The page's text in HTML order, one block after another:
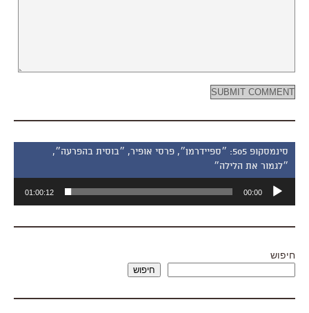
סינמסקופ 505: ״ספיידרמן״, פרסי אופיר, ״בוסית בהפרעה״,
״לגמור את הלילה״
אודיו
00:00
01:00:12
חיפוש
חיפוש